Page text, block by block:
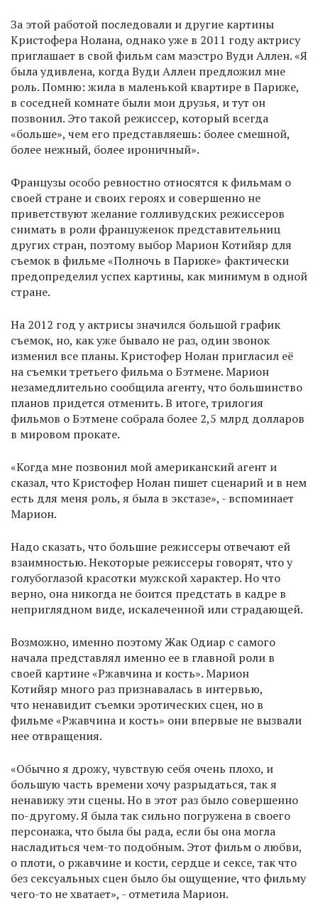
За этой работой последовали и другие картины
Кристофера Нолана, однако уже в 2011 году актрису
приглашает в свой фильм сам маэстро Вуди Аллен. «Я
была удивлена, когда Вуди Аллен предложил мне
роль. Помню: жила в маленькой квартире в Париже,
в соседней комнате были мои друзья, и тут он
позвонил. Это такой режиссер, который всегда
«больше», чем его представляешь: более смешной,
более нежный, более ироничный».
Французы особо ревностно относятся к фильмам о
своей стране и своих героях и совершенно не
приветствуют желание голливудских режиссеров
снимать в роли француженок представительниц
других стран, поэтому выбор Марион Котийяр для
съемок в фильме «Полночь в Париже» фактически
предопределил успех картины, как минимум в одной
стране.
На 2012 год у актрисы значился большой график
съемок, но, как уже бывало не раз, один звонок
изменил все планы. Кристофер Нолан пригласил её
на съемки третьего фильма о Бэтмене. Марион
незамедлительно сообщила агенту, что большинство
планов придется отменить. В итоге, трилогия
фильмов о Бэтмене собрала более 2,5 млрд долларов
в мировом прокате.
«Когда мне позвонил мой американский агент и
сказал, что Кристофер Нолан пишет сценарий и в нем
есть для меня роль, я была в экстазе», - вспоминает
Марион.
Надо сказать, что большие режиссеры отвечают ей
взаимностью. Некоторые режиссеры говорят, что у
голубоглазой красотки мужской характер. Но что
верно, она никогда не боится предстать в кадре в
неприглядном виде, искалеченной или страдающей.
Возможно, именно поэтому Жак Одиар с самого
начала представлял именно ее в главной роли в
своей картине «Ржавчина и кость». Марион
Котийяр много раз признавалась в интервью,
что ненавидит съемки эротических сцен, но в
фильме «Ржавчина и кость» они впервые не вызвали
нее отвращения.
«Обычно я дрожу, чувствую себя очень плохо, и
большую часть времени хочу разрыдаться, так я
ненавижу эти сцены. Но в этот раз было совершенно
по-другому. Я была так сильно погружена в своего
персонажа, что была бы рада, если бы она могла
насладиться чем-то подобным. Этот фильм о любви,
о плоти, о ржавчине и кости, сердце и сексе, так что
без сексуальных сцен было бы ощущение, что фильму
чего-то не хватает», - отметила Марион.